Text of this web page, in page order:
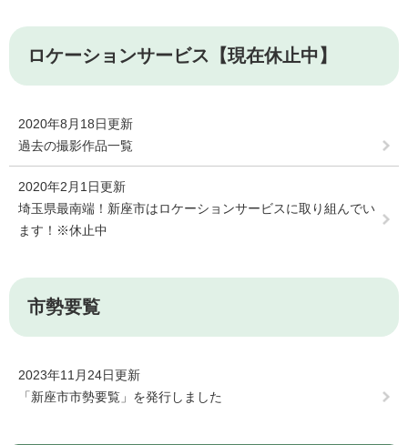
ロケーションサービス【現在休止中】
2020年8月18日更新
過去の撮影作品一覧
2020年2月1日更新
埼玉県最南端！新座市はロケーションサービスに取り組んでい
ます！※休止中
市勢要覧
2023年11月24日更新
「新座市市勢要覧」を発行しました